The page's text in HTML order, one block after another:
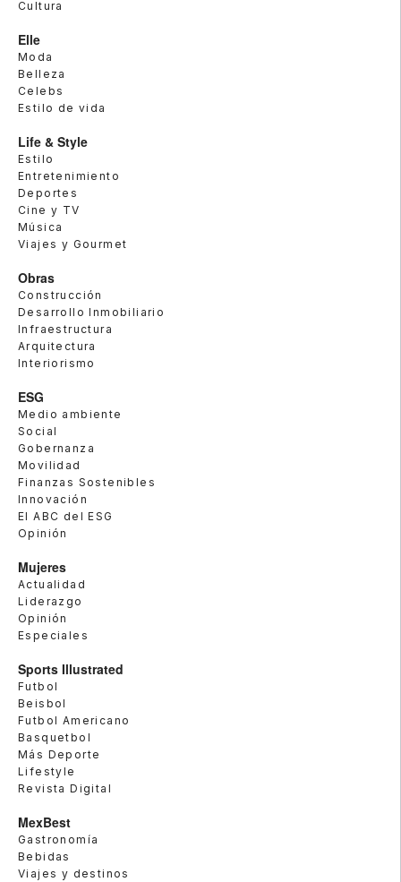
Cultura
Elle
Moda
Belleza
Celebs
Estilo de vida
Life & Style
Estilo
Entretenimiento
Deportes
Cine y TV
Música
Viajes y Gourmet
Obras
Construcción
Desarrollo Inmobiliario
Infraestructura
Arquitectura
Interiorismo
ESG
Medio ambiente
Social
Gobernanza
Movilidad
Finanzas Sostenibles
Innovación
El ABC del ESG
Opinión
Mujeres
Actualidad
Liderazgo
Opinión
Especiales
Sports Illustrated
Futbol
Beisbol
Futbol Americano
Basquetbol
Más Deporte
Lifestyle
Revista Digital
MexBest
Gastronomía
Bebidas
Viajes y destinos